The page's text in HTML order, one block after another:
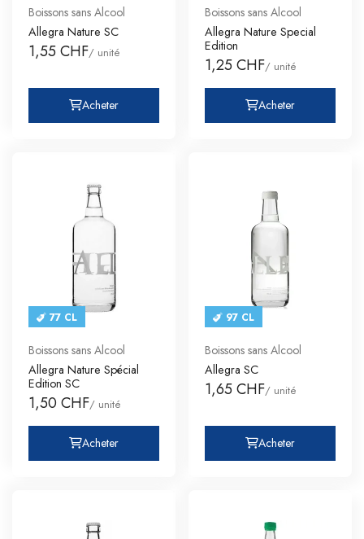
Boissons sans Alcool
Allegra Nature SC
1,55 CHF/ unité
Acheter
Boissons sans Alcool
Allegra Nature Special
Edition
1,25 CHF/ unité
Acheter
77 CL
Boissons sans Alcool
Allegra Nature Spécial
Edition SC
1,50 CHF/ unité
Acheter
97 CL
Boissons sans Alcool
Allegra SC
1,65 CHF/ unité
Acheter